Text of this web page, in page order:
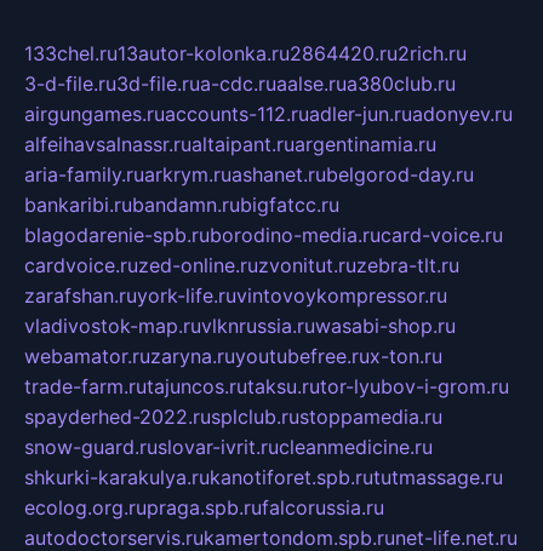
133chel.ru13autor-kolonka.ru2864420.ru2rich.ru
3-d-file.ru3d-file.rua-cdc.ruaalse.rua380club.ru
airgungames.ruaccounts-112.ruadler-jun.ruadonyev.ru
alfeihavsalnassr.rualtaipant.ruargentinamia.ru
aria-family.ruarkrym.ruashanet.rubelgorod-day.ru
bankaribi.rubandamn.rubigfatcc.ru
blagodarenie-spb.ruborodino-media.rucard-voice.ru
cardvoice.ruzed-online.ruzvonitut.ruzebra-tlt.ru
zarafshan.ruyork-life.ruvintovoykompressor.ru
vladivostok-map.ruvlknrussia.ruwasabi-shop.ru
webamator.ruzaryna.ruyoutubefree.rux-ton.ru
trade-farm.rutajuncos.rutaksu.rutor-lyubov-i-grom.ru
spayderhed-2022.rusplclub.rustoppamedia.ru
snow-guard.ruslovar-ivrit.rucleanmedicine.ru
shkurki-karakulya.rukanotiforet.spb.rututmassage.ru
ecolog.org.rupraga.spb.rufalcorussia.ru
autodoctorservis.rukamertondom.spb.runet-life.net.ru